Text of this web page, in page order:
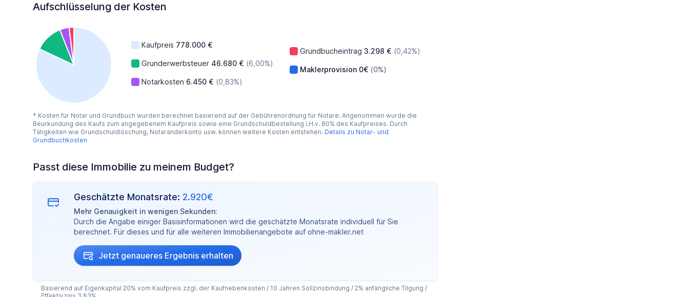
Aufschlüsselung der Kosten
Kaufpreis 778.000 €
Grunderwerbsteuer 46.680 € (6,00%)
Notarkosten 6.450 € (0,83%)
Grundbucheintrag 3.298 € (0,42%)
Maklerprovision 0€ (0%)
* Kosten für Notar und Grundbuch wurden berechnet basierend auf der Gebührenordnung für Notare. Angenommen wurde die
Beurkundung des Kaufs zum angegebenem Kaufpreis sowie eine Grundschuldbestellung i.H.v. 80% des Kaufpreises. Durch
Tätigkeiten wie Grundschuldlöschung, Notaranderkonto usw. können weitere Kosten entstehen. Details zu Notar- und
Grundbuchkosten
Passt diese Immobilie zu meinem Budget?
Geschätzte Monatsrate: 2.920€
Mehr Genauigkeit in wenigen Sekunden:
Durch die Angabe einiger Basisinformationen wird die geschätzte Monatsrate individuell für Sie
berechnet. Für dieses und für alle weiteren Immobilienangebote auf ohne-makler.net
Jetzt genaueres Ergebnis erhalten
Basierend auf Eigenkapital 20% vom Kaufpreis zzgl. der Kaufnebenkosten / 10 Jahren Sollzinsbindung / 2% anfängliche Tilgung /